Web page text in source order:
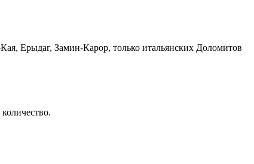
Ерыдаг, Замин-Карор, только итальянских Доломитов